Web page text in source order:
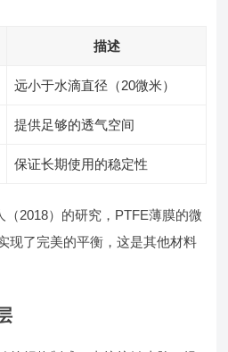
描述
远小于水滴直径（20微米）
提供足够的透气空间
保证长期使用的稳定性
2018）的研究，PTFE薄膜的微
现了完美的平衡，这是其他材料